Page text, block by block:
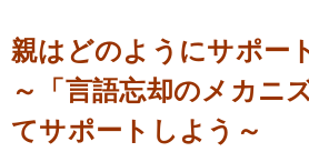
親はどのようにサポー
～「言語忘却のメカニ
てサポートしよう～